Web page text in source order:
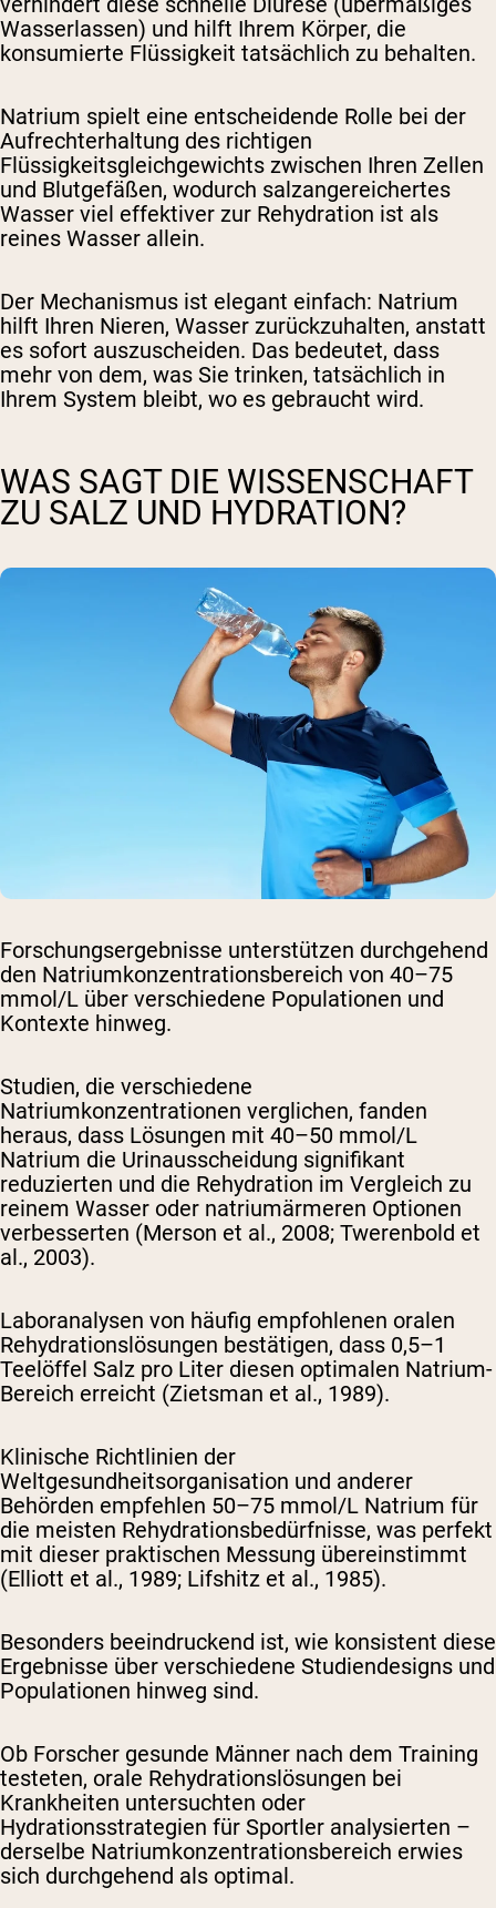
Wasserlassen) und hilft Ihrem Körper, die
konsumierte Flüssigkeit tatsächlich zu behalten.
Natrium spielt eine entscheidende Rolle bei der
Aufrechterhaltung des richtigen
Flüssigkeitsgleichgewichts zwischen Ihren Zellen
und Blutgefäßen, wodurch salzangereichertes
Wasser viel effektiver zur Rehydration ist als
reines Wasser allein.
Der Mechanismus ist elegant einfach: Natrium
hilft Ihren Nieren, Wasser zurückzuhalten, anstatt
es sofort auszuscheiden. Das bedeutet, dass
mehr von dem, was Sie trinken, tatsächlich in
Ihrem System bleibt, wo es gebraucht wird.
WAS SAGT DIE WISSENSCHAFT
ZU SALZ UND HYDRATION?
Forschungsergebnisse unterstützen durchgehend
den Natriumkonzentrationsbereich von 40–75
mmol/L über verschiedene Populationen und
Kontexte hinweg.
Studien, die verschiedene
Natriumkonzentrationen verglichen, fanden
heraus, dass Lösungen mit 40–50 mmol/L
Natrium die Urinausscheidung signifikant
reduzierten und die Rehydration im Vergleich zu
reinem Wasser oder natriumärmeren Optionen
verbesserten (Merson et al., 2008; Twerenbold et
al., 2003).
Laboranalysen von häufig empfohlenen oralen
Rehydrationslösungen bestätigen, dass 0,5–1
Teelöffel Salz pro Liter diesen optimalen Natrium-
Bereich erreicht (Zietsman et al., 1989).
Klinische Richtlinien der
Weltgesundheitsorganisation und anderer
Behörden empfehlen 50–75 mmol/L Natrium für
die meisten Rehydrationsbedürfnisse, was perfekt
mit dieser praktischen Messung übereinstimmt
(Elliott et al., 1989; Lifshitz et al., 1985).
Besonders beeindruckend ist, wie konsistent diese
Ergebnisse über verschiedene Studiendesigns und
Populationen hinweg sind.
Ob Forscher gesunde Männer nach dem Training
testeten, orale Rehydrationslösungen bei
Krankheiten untersuchten oder
Hydrationsstrategien für Sportler analysierten –
derselbe Natriumkonzentrationsbereich erwies
sich durchgehend als optimal.